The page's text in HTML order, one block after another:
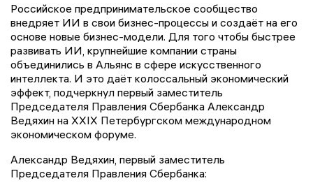
Российское предпринимательское сообщество
внедряет ИИ в свои бизнес-процессы и создаёт на его
основе новые бизнес-модели. Для того чтобы быстрее
развивать ИИ, крупнейшие компании страны
объединились в Альянс в сфере искусственного
интеллекта. И это даёт колоссальный экономический
эффект, подчеркнул первый заместитель
Председателя Правления Сбербанка Александр
Ведяхин на XXIX Петербургском международном
экономическом форуме.
Александр Ведяхин, первый заместитель
Председателя Правления Сбербанка: